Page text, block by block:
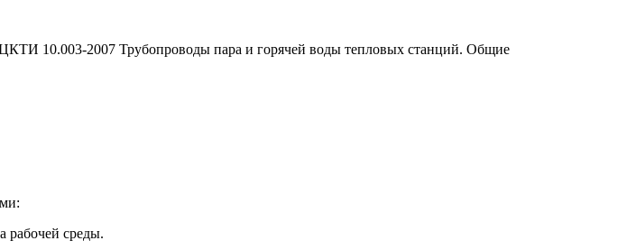
10.003-2007 Трубопроводы пара и горячей воды тепловых станций. Общие
рабочей среды.